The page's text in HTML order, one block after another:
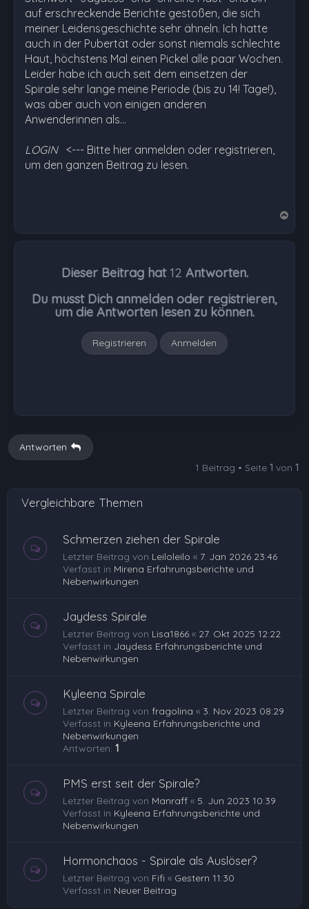
auf erschreckende Berichte gestoßen, die sich
meiner Leidensgeschichte sehr ähneln. Ich hatte
auch in der Pubertät oder sonst niemals schlechte
Haut, höchstens Mal einen Pickel alle paar Wochen.
Leider habe ich auch seit dem einsetzen der
Spirale sehr lange meine Periode (bis zu 14! Tage!),
was aber auch von einigen anderen
Anwenderinnen als…
LOGIN <--- Bitte hier anmelden oder registrieren,
um den ganzen Beitrag zu lesen.
Dieser Beitrag hat 12 Antworten.
Du musst Dich anmelden oder registrieren,
um die Antworten lesen zu können.
Registrieren Anmelden
Antworten
1 Beitrag • Seite 1 von 1
Vergleichbare Themen
Schmerzen ziehen der Spirale
Letzter Beitrag von Leiloleilo « 7. Jan 2026 23:46
Verfasst in Mirena Erfahrungsberichte und
Nebenwirkungen
Jaydess Spirale
Letzter Beitrag von Lisa1866 « 27. Okt 2025 12:22
Verfasst in Jaydess Erfahrungsberichte und
Nebenwirkungen
Kyleena Spirale
Letzter Beitrag von fragolina « 3. Nov 2023 08:29
Verfasst in Kyleena Erfahrungsberichte und
Nebenwirkungen
Antworten: 1
PMS erst seit der Spirale?
Letzter Beitrag von Manraff « 5. Jun 2023 10:39
Verfasst in Kyleena Erfahrungsberichte und
Nebenwirkungen
Hormonchaos - Spirale als Auslöser?
Letzter Beitrag von Fifi « Gestern 11:30
Verfasst in Neuer Beitrag